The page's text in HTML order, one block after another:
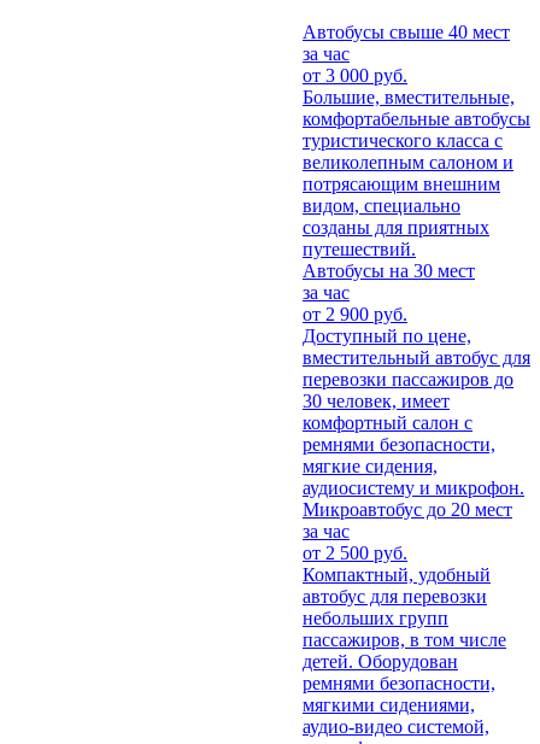
Автобусы свыше 40 мест
за час
от 3 000 руб.
Большие, вместительные,
комфортабельные автобусы
туристического класса с
великолепным салоном и
потрясающим внешним
видом, специально
созданы для приятных
путешествий.
Автобусы на 30 мест
за час
от 2 900 руб.
Доступный по цене,
вместительный автобус для
перевозки пассажиров до
30 человек, имеет
комфортный салон с
ремнями безопасности,
мягкие сидения,
аудиосистему и микрофон.
Микроавтобус до 20 мест
за час
от 2 500 руб.
Компактный, удобный
автобус для перевозки
небольших групп
пассажиров, в том числе
детей. Оборудован
ремнями безопасности,
мягкими сидениями,
аудио-видео системой,